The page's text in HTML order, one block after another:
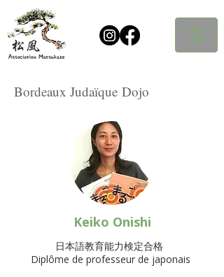
Bordeaux Judaïque Dojo
Keiko Onishi
​日本語教育能力検定合格
Diplôme de professeur de japonais